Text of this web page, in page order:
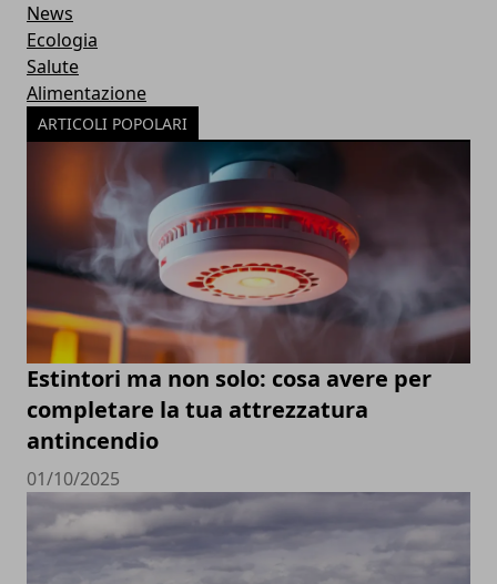
News
Ecologia
Salute
Alimentazione
ARTICOLI POPOLARI
Estintori ma non solo: cosa avere per
completare la tua attrezzatura
antincendio
01/10/2025